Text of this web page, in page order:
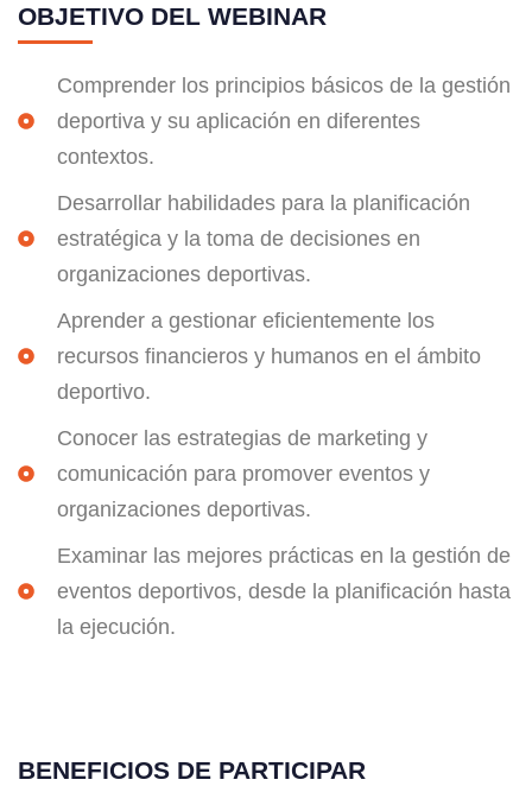
OBJETIVO DEL WEBINAR
Comprender los principios básicos de la gestión
deportiva y su aplicación en diferentes
contextos.
Desarrollar habilidades para la planificación
estratégica y la toma de decisiones en
organizaciones deportivas.
Aprender a gestionar eficientemente los
recursos financieros y humanos en el ámbito
deportivo.
Conocer las estrategias de marketing y
comunicación para promover eventos y
organizaciones deportivas.
Examinar las mejores prácticas en la gestión de
eventos deportivos, desde la planificación hasta
la ejecución.
BENEFICIOS DE PARTICIPAR